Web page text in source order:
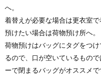
へ。
着替えが必要な場合は更衣室
預けたい場合は荷物預け所へ。
荷物預けはバッグにタグをつ
るので、口が空いているもの
ーで閉まるバッグがオススメで